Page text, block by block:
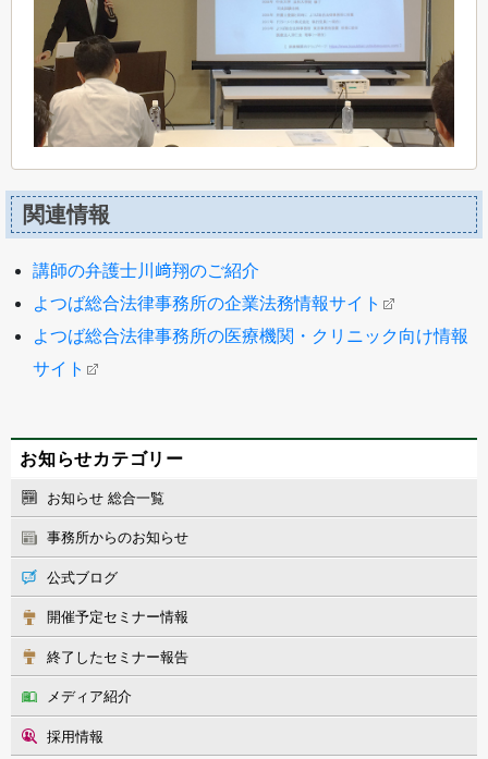
関連情報
講師の弁護士川﨑翔のご紹介
よつば総合法律事務所の企業法務情報サイト
よつば総合法律事務所の医療機関・クリニック向け情報
サイト
お知らせカテゴリー
お知らせ 総合一覧
事務所からのお知らせ
公式ブログ
開催予定セミナー情報
終了したセミナー報告
メディア紹介
採用情報